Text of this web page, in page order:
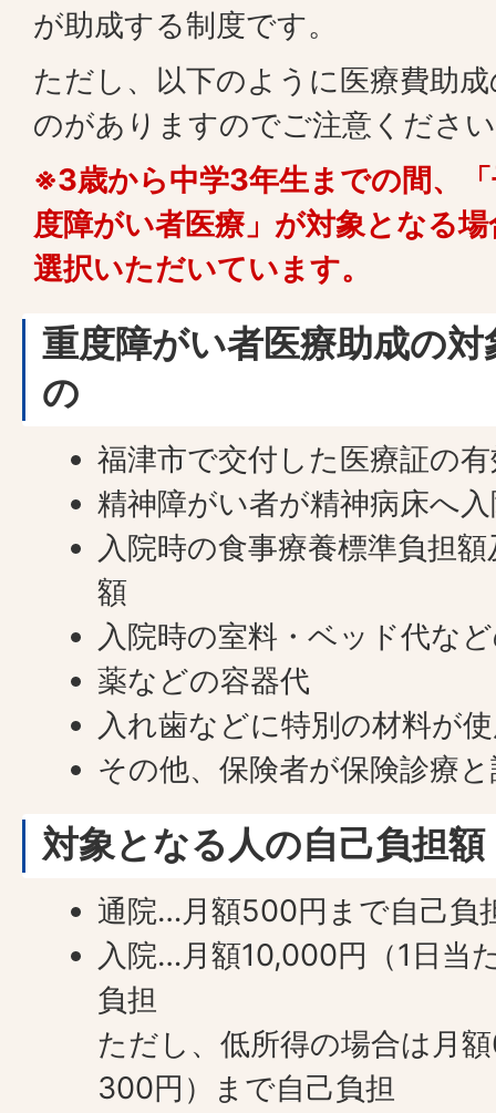
が助成する制度です。
ただし、以下のように医療費助
のがありますのでご注意くださ
※3歳から中学3年生までの間、
度障がい者医療」が対象となる
選択いただいています。
重度障がい者医療助成の
の
福津市で交付した医療証の
精神障がい者が精神病床へ
入院時の食事療養標準負担
額
入院時の室料・ベッド代な
薬などの容器代
入れ歯などに特別の材料が
その他、保険者が保険診療
対象となる人の自己負担額
通院…月額500円まで自己負
入院…月額10,000円（1日当
負担
ただし、低所得の場合は月
300円）まで自己負担